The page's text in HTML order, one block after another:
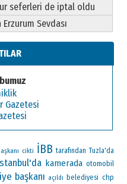
seferleri de iptal oldu
Sevdası
Gazetesi
cikti İBB tarafından Tuzla'da
kamerada otomobil
başkanı açıldı belediyesi chp